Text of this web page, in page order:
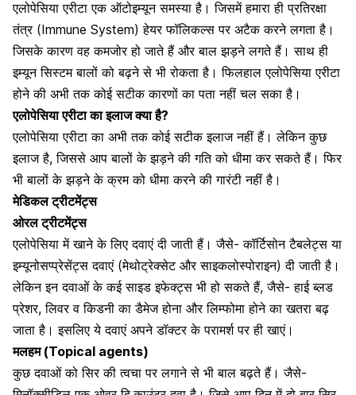
एलोपेसिया एरीटा एक ऑटोइम्यून समस्या है। जिसमें हमारा ही प्रतिरक्षा
तंत्र (Immune System)हेयर फॉलिकल्स पर अटैक करने लगता है।
जिसके कारण वह कमजोर हो जाते हैं और बाल झड़ने लगते हैं। साथ ही
इम्यून सिस्टम बालों को बढ़ने से भी रोकता है। फिलहाल एलोपेसिया एरीटा
होने की अभी तक कोई सटीक कारणों का पता नहीं चल सका है।
एलोपेसिया एरीटा का इलाज क्या है?
एलोपेसिया एरीटा का अभी तक कोई सटीक इलाज नहीं हैं। लेकिन कुछ
इलाज है, जिससे आप बालों के झड़ने की गति को धीमा कर सकते हैं। फिर
भी बालों के झड़ने के क्रम को धीमा करने की गारंटी नहीं है।
मेडिकल ट्रीटमेंट्स
ओरल ट्रीटमेंट्स
एलोपेसिया में खाने के लिए दवाएं दी जाती हैं। जैसे- कॉर्टिसोन टैबलेट्स या
इम्यूनोसप्प्रेसेंट्स दवाएं (मेथोट्रेक्सेट और साइकलोस्पोराइन) दी जाती है।
लेकिन इन दवाओं के कई साइड इफेक्ट्स भी हो सकते हैं, जैसे- हाई ब्लड
प्रेशर, लिवर वकिडनी का डैमेज होना औरलिम्फोमा होने का खतरा बढ़
जाता है। इसलिए ये दवाएं अपने डॉक्टर के परामर्श पर ही खाएं।
मलहम (Topical agents)
कुछ दवाओं को सिर की त्वचा पर लगाने से भी बाल बढ़ते हैं। जैसे-